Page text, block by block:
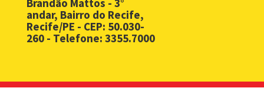
BPM - Desbloqueio de Senha Web - PJ
BPM - Licença Premio
BPM - Monitoramento Áreas de Risco
Brandão Mattos - 3°
andar, Bairro do Recife,
Recife/PE - CEP: 50.030-
260 - Telefone: 3355.7000